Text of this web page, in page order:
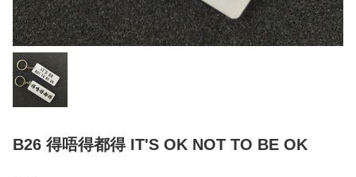
B26 得唔得都得 IT'S OK NOT TO BE OK